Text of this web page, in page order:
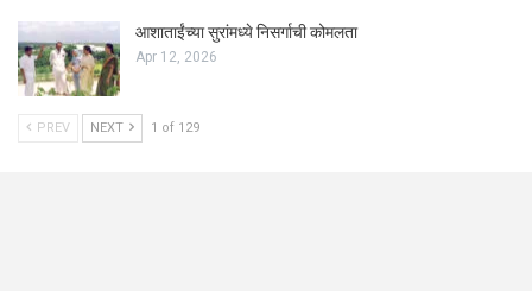
आशाताईंच्या सुरांमध्ये निसर्गाची कोमलता
Apr 12, 2026
PREV NEXT 1 of 129